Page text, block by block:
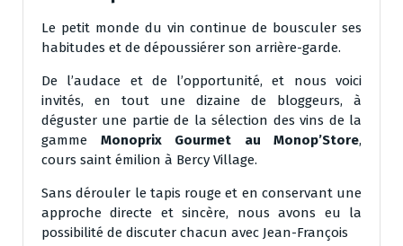
Le petit monde du vin continue de bousculer ses
habitudes et de dépoussiérer son arrière-garde.
De l’audace et de l’opportunité, et nous voici
invités, en tout une dizaine de bloggeurs, à
déguster une partie de la sélection des vins de la
gamme Monoprix Gourmet au Monop’Store,
cours saint émilion à Bercy Village.
Sans dérouler le tapis rouge et en conservant une
approche directe et sincère, nous avons eu la
possibilité de discuter chacun avec Jean-François